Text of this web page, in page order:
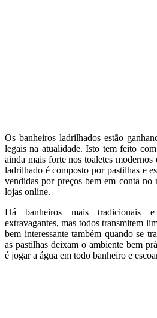
Os banheiros ladrilhados estão
legais na atualidade. Isto tem feito
ainda mais forte nos toaletes
ladrilhado é composto por pastilhas e
vendidas por preços bem em conta no
lojas online.
Há banheiros mais tradicionais
extravagantes, mas todos transmitem
bem interessante também quando se
as pastilhas deixam o ambiente bem
é jogar a água em todo banheiro e